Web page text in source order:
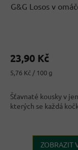
G&G Losos v
produktu
4,2
5
hvězdiček.
23,90 Kč
Měrná
5,76 Kč / 100 g
Šťavnaté kousky v
kterých se každá
ZOBRAZIT